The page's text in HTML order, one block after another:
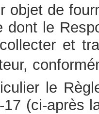
objet de
dont le
et
le
17 (ci-après